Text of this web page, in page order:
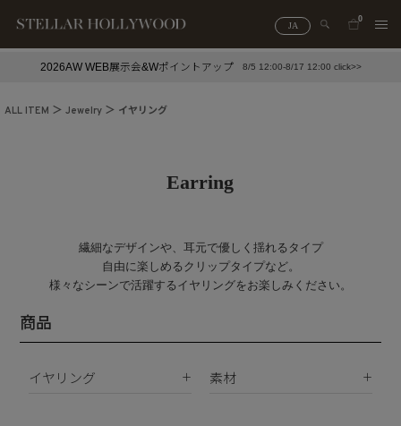
JA
0
#スタッフイチ押し（通勤パールアクセ）
2026AW WEB展示会&Wポイントアップ 8/5 12:00-8/17 12:00 click>>
ALL ITEM Jewelry イヤリング
Earring
繊細なデザインや、耳元で優しく揺れるタイプ
自由に楽しめるクリップタイプなど。
様々なシーンで活躍するイヤリングをお楽しみください。
商品
イヤリング 素材